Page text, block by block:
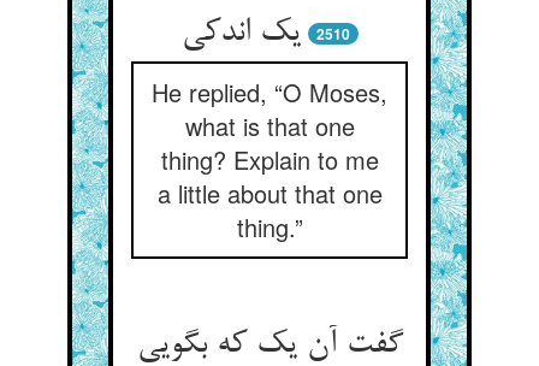
یک اندکی
2510
He replied, “O Moses,
what is that one
thing? Explain to me
a little about that one
thing.”
گفت آن یک که بگویی